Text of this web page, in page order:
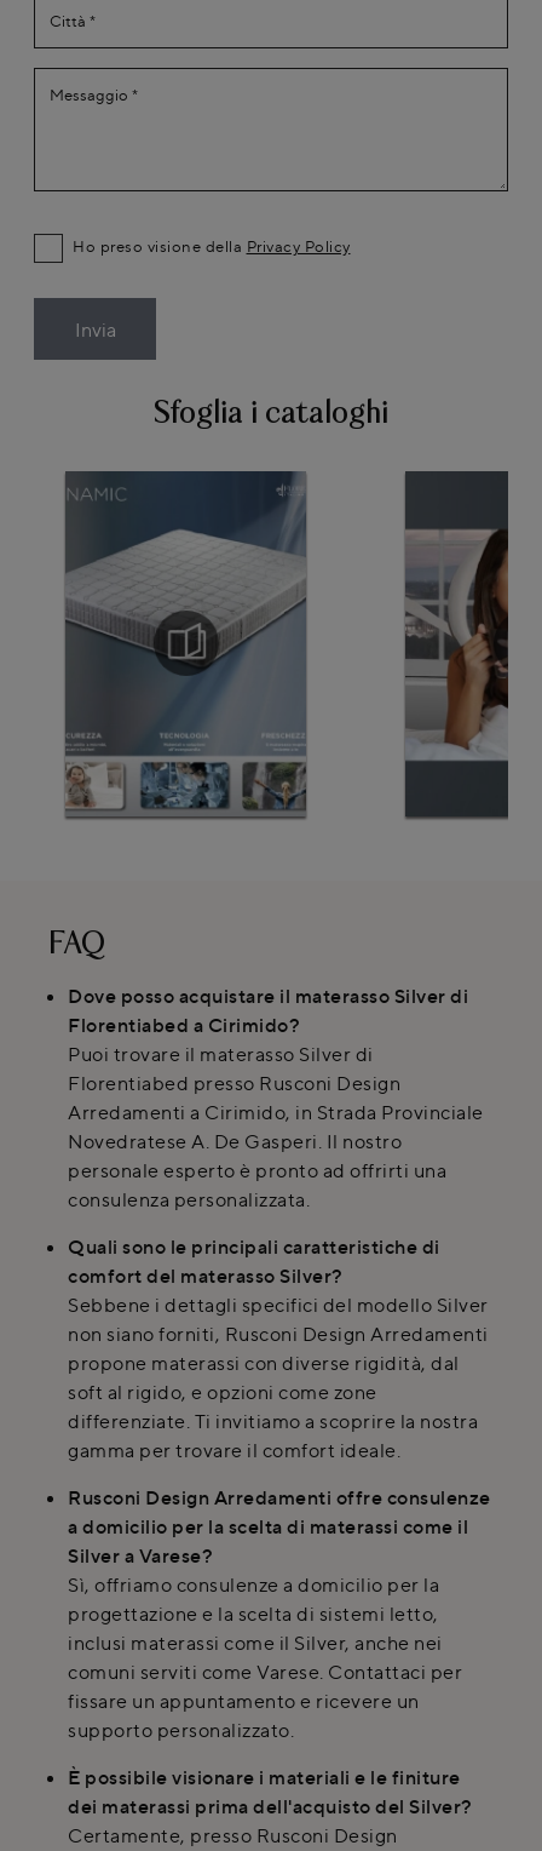
Sfoglia i cataloghi
Ho preso visione della Privacy Policy
Invia
FAQ
Dove posso acquistare il materasso Silver di
Florentiabed a Cirimido?
Puoi trovare il materasso Silver di
Florentiabed presso Rusconi Design
Arredamenti a Cirimido, in Strada Provinciale
Novedratese A. De Gasperi. Il nostro
personale esperto è pronto ad offrirti una
consulenza personalizzata.
Quali sono le principali caratteristiche di
comfort del materasso Silver?
Sebbene i dettagli specifici del modello Silver
non siano forniti, Rusconi Design Arredamenti
propone materassi con diverse rigidità, dal
soft al rigido, e opzioni come zone
differenziate. Ti invitiamo a scoprire la nostra
gamma per trovare il comfort ideale.
Rusconi Design Arredamenti offre consulenze
a domicilio per la scelta di materassi come il
Silver a Varese?
Sì, offriamo consulenze a domicilio per la
progettazione e la scelta di sistemi letto,
inclusi materassi come il Silver, anche nei
comuni serviti come Varese. Contattaci per
fissare un appuntamento e ricevere un
supporto personalizzato.
È possibile visionare i materiali e le finiture
dei materassi prima dell'acquisto del Silver?
Certamente, presso Rusconi Design